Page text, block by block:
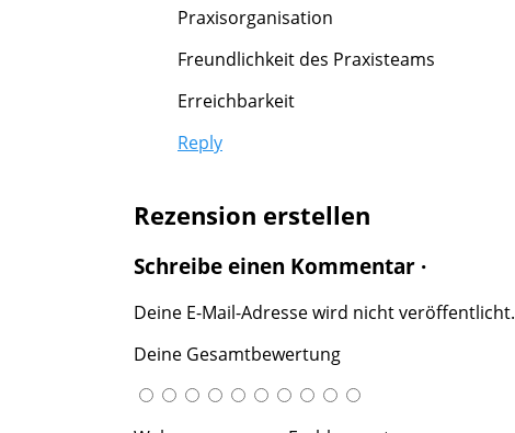
Praxisorganisation
Freundlichkeit des Praxisteams
Erreichbarkeit
Reply
Rezension erstellen
Schreibe einen Kommentar ·
Deine E-Mail-Adresse wird nicht veröffentlicht.
Deine Gesamtbewertung